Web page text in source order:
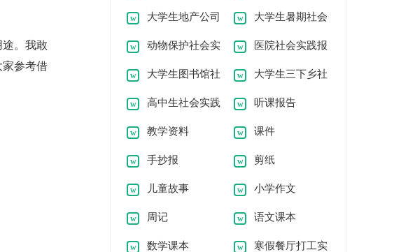
。我敢
参考借
报告 新
大学生地产公司
假期社会实践报告
大学生暑期社会
实践报告
动物保护社会实
践报告
医院社会实践报
告
大学生图书馆社
会实践报告
大学生三下乡社
会实践报告
高中生社会实践
报告
听课报告
教学资料 课件
手抄报 剪纸
儿童故事 小学作文
周记 语文课本
数学课本 寒假餐厅打工实